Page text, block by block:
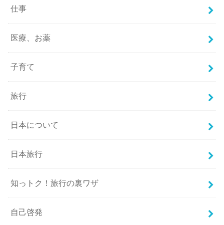
仕事
医療、お薬
子育て
旅行
日本について
日本旅行
知っトク！旅行の裏ワザ
自己啓発